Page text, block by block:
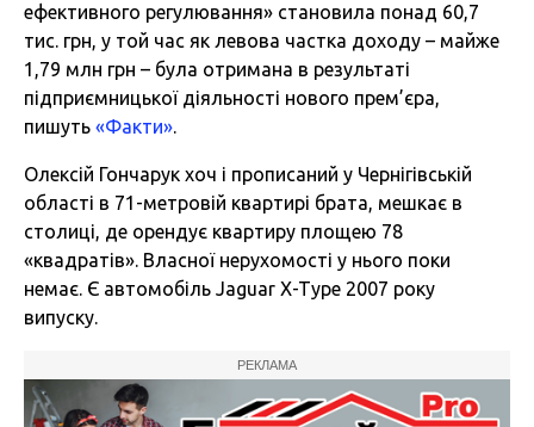
ефективного регулювання» становила понад 60,7
тис. грн, у той час як левова частка доходу – майже
1,79 млн грн – була отримана в результаті
підприємницької діяльності нового прем’єра,
пишуть «Факти».
Олексій Гончарук хоч і прописаний у Чернігівській
області в 71-метровій квартирі брата, мешкає в
столиці, де орендує квартиру площею 78
«квадратів». Власної нерухомості у нього поки
немає. Є автомобіль Jaguar X-Type 2007 року
випуску.
РЕКЛАМА